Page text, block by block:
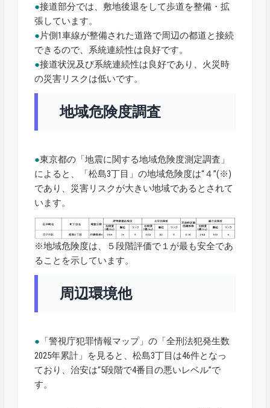
●接道部分では、敷地後退をして歩道を整備・拡
張しています。
●片側1車線が整備された道路で周辺の都道と接続
できるので、系統連続性は良好です。
●接道状況及び系統連続性は良好であり、火災時
の災害リスクは低いです。
地域危険度調査
●東京都の「地震に関する地域危険度測定調査」
によると、「松島3丁目」の地域危険度は“４”(※)
であり、災害リスクが大きい地域であるとされて
います。
※地域危険度は、５段階評価で１が最も安全であ
ることを示しています。
周辺環境他
● 「警視庁犯罪情報マップ」の「全刑法犯発生数
2025年累計」を見ると、松島3丁目は46件となっ
ており、治安は“5段階で4番目の悪いレベル”で
す。